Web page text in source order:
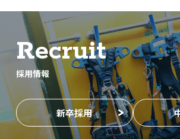
Recruit
採用情報
新卒採用